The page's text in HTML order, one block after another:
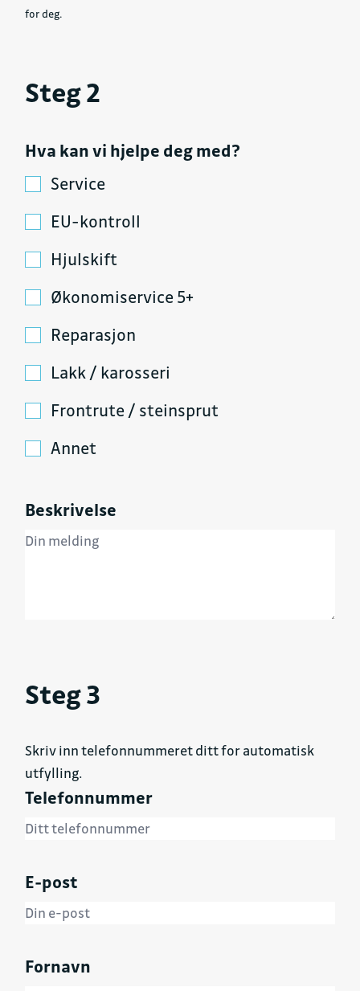
for deg.
Steg 2
Hva kan vi hjelpe deg med?
Service
EU-kontroll
Hjulskift
Økonomiservice 5+
Reparasjon
Lakk / karosseri
Frontrute / steinsprut
Annet
Beskrivelse
Steg 3
Skriv inn telefonnummeret ditt for automatisk
utfylling.
Telefonnummer
E-post
Fornavn